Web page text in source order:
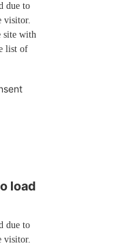
due to
visitor.
site with
list of
load
due to
visitor.